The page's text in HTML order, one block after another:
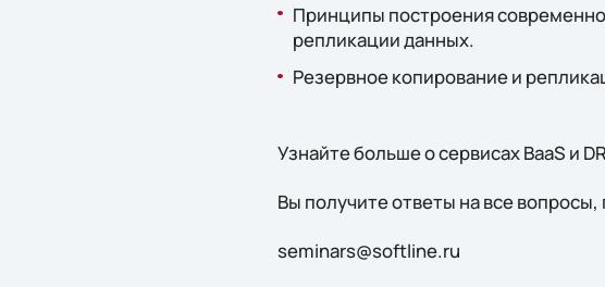
Принципы построения
репликации данных.
Резервное копирование и
Узнайте больше о сервисах BaaS и
Вы получите ответы на все
seminars@softline.ru